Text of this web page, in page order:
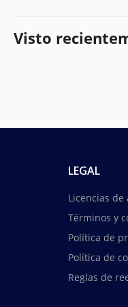
Visto
LEGAL
Licencias de
Términos y
Política de
Política de
Reglas de